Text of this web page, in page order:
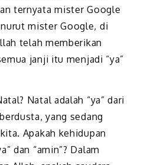
ternyata mister Google
mister Google, di
telah memberikan
janji itu menjadi “ya”
Natal adalah “ya” dari
yang sedang
Apakah kehidupan
dan “amin”? Dalam